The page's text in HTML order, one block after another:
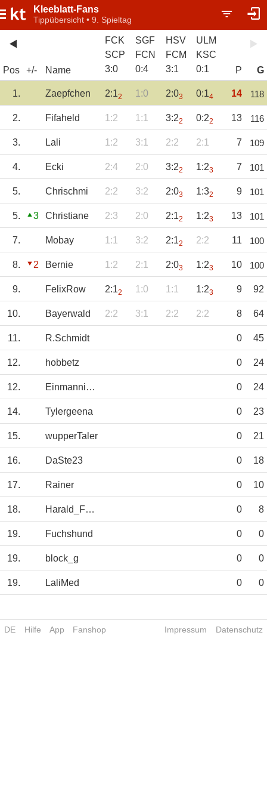
Kleeblatt-Fans
Tippübersicht • 9. Spieltag
Pos +/- Name
FCK
SCP
3:0
SGF
FCN
0:4
HSV
FCM
3:1
ULM
KSC
0:1 P G
1. Zaepfchen 2:12 1:0 2:03 0:14 14 118
2. Fifaheld 1:2 1:1 3:22 0:22 13 116
3. Lali 1:2 3:1 2:2 2:1 7 109
4. Ecki 2:4 2:0 3:22 1:23 7 101
5. Chrischmi 2:2 3:2 2:03 1:32 9 101
5. 3 Christiane 2:3 2:0 2:12 1:23 13 101
7. Mobay 1:1 3:2 2:12 2:2 11 100
8. 2 Bernie 1:2 2:1 2:03 1:23 10 100
9. FelixRow 2:12 1:0 1:1 1:23 9 92
10. Bayerwald 2:2 3:1 2:2 2:2 8 64
11. R.Schmidt 0 45
12. hobbetz 0 24
12. Einmannimehr 0 24
14. Tylergeena 0 23
15. wupperTaler 0 21
16. DaSte23 0 18
17. Rainer 0 10
18. Harald_Fürth 0 8
19. Fuchshund 0 0
19. block_g 0 0
19. LaliMed 0 0
DE Hilfe App Fanshop Impressum Datenschutz